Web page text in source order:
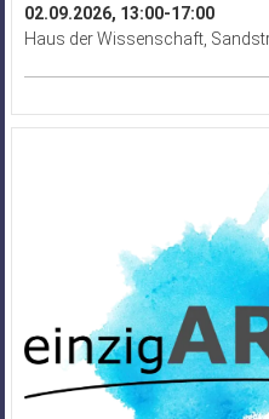
02.09.2026, 13:00-17:00
Haus der Wissenschaft,